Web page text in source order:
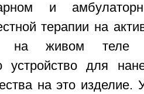
и
терапии на
на живом теле
устройство для
на это изделие.